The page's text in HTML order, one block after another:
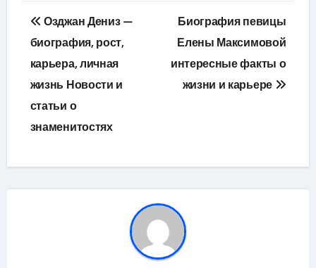
Навигация
по
записям
Озджан Дениз —
биография, рост,
карьера, личная
жизнь Новости и
статьи о
знаменитостях
Биография певицы
Елены Максимовой
интересные факты о
жизни и карьере